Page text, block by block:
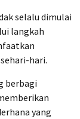
selalu dimulai
langkah
hari.
berbagi
yang